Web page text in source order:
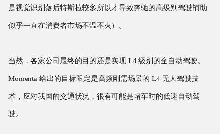
是视觉识别落后特斯拉较多所以才导致奔驰的高级别驾驶辅助
似乎一直在消费者市场不温不火）。
当然，各家公司最终的目的还是实现 L4 级别的全自动驾驶。
Momenta 给出的目标限定是高频刚需场景的 L4 无人驾驶技
术，应对我国的交通状况，很有可能是堵车时的低速自动驾
驶。